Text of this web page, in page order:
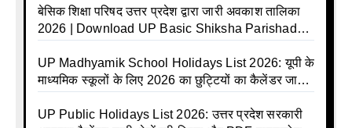
बेसिक शिक्षा परिषद उत्तर प्रदेश द्वारा जारी अवकाश तालिका
2026 | Download UP Basic Shiksha Parishad
Basic School Avkash Talika UP 2026 | UP Basic
Shiksha Parishad Avkash Talika 2026 | UP
Calendar List 2026
UP Madhyamik School Holidays List 2026: यूपी के
माध्यमिक स्कूलों के लिए 2026 का छुट्टियों का कैलेंडर जारी |
UP Madhyamik Avkash Talika 2026 | UP
UP Public Holidays List 2026: उत्तर प्रदेश सरकारी